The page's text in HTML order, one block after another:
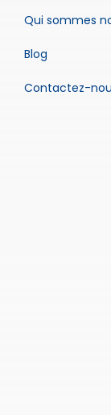
Qui sommes
Blog
Contactez-